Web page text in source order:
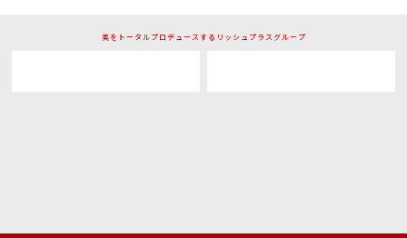
美をトータルプロデュースするリッシュプラスグループ